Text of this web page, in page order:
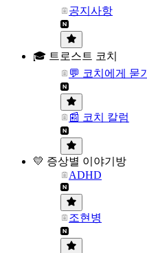
공지사항
🎓 트로스트 코치
💬 코치에게 묻기
📰 코치 칼럼
💛 증상별 이야기방
ADHD
조현병